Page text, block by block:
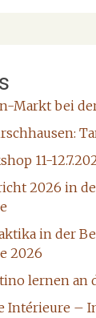
Markt bei
11-
2026 in
in der
2026
lernen an
Intérieure –